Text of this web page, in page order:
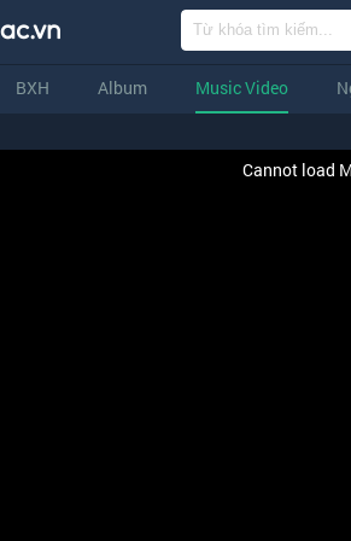
BXH Album Music Video
Cannot load